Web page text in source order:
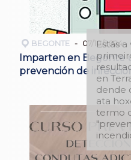
BEGONTE 07/10/2024
Imparten en Begonte
prevención de
Estás a
en
dende
ata
termo